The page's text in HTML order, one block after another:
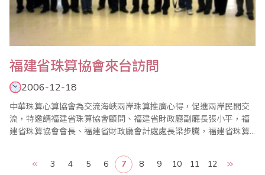
福建省珠算協會來台訪問
2006-12-18
中華珠算心算協會為交流海峽兩岸珠算推廣心得，促進兩岸民間交
流，特邀請福建省珠算協會顧問、福建省財政廳副廳長張小平，福
建省珠算協會會長、福建省財政廳會計處處長梁步騰，福建省珠算
秘書長、福建省福州財政金融職業中專學校教師、中國珠算心算專
業委員會委員鄭禮光，福建省福州市珠算協會副會長兼秘書長、福
3 4 5 6 7 8 9 10 11 12